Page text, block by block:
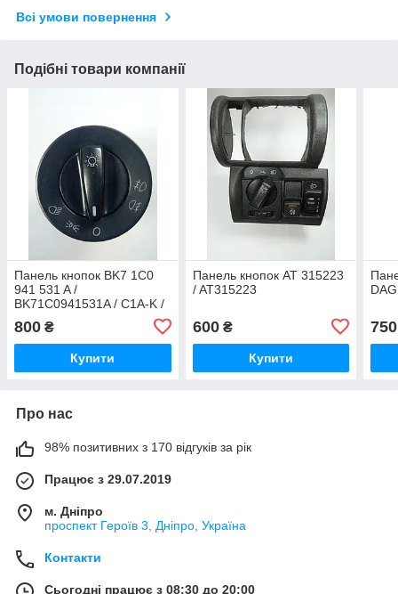
Всі умови повернення
Подібні товари компанії
Панель кнопок BK7 1C0
941 531 A /
BK71C0941531A / C1A-K /
800 ₴
Купити
Панель кнопок AT 315223
/ AT315223
600₴
Купити
750
Про нас
98% позитивних з 170 відгуків за рік
Працює з 29.07.2019
м. Дніпро
проспект Героїв 3, Дніпро, Україна
Контакти
Сьогодні працює з 08:30 до 20:00